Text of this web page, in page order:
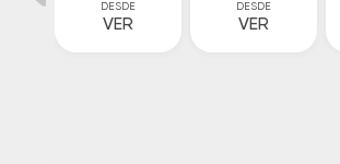
DESDE
VER
DESDE
VER